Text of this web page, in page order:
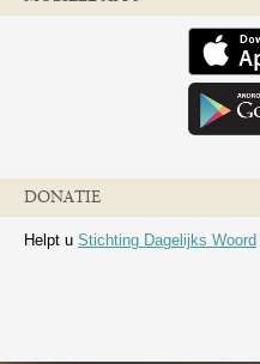
DONATIE
Helpt u Stichting Dagelijks Woord